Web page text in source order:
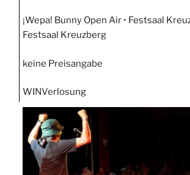
¡Wepa! Bunny Open Air • Festsaal
Festsaal Kreuzberg
keine Preisangabe
WINVerlosung